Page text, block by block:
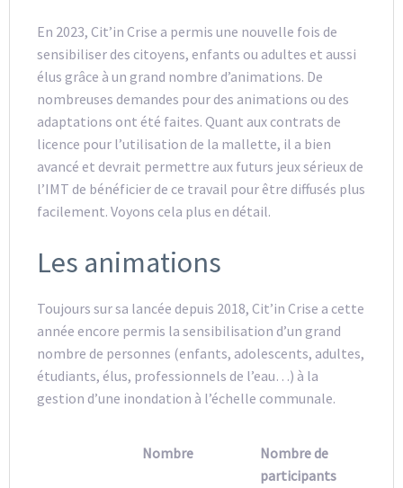
En 2023, Cit’in Crise a permis une nouvelle fois de
sensibiliser des citoyens, enfants ou adultes et aussi
élus grâce à un grand nombre d’animations. De
nombreuses demandes pour des animations ou des
adaptations ont été faites. Quant aux contrats de
licence pour l’utilisation de la mallette, il a bien
avancé et devrait permettre aux futurs jeux sérieux de
l’IMT de bénéficier de ce travail pour être diffusés plus
facilement. Voyons cela plus en détail.
Les animations
Toujours sur sa lancée depuis 2018, Cit’in Crise a cette
année encore permis la sensibilisation d’un grand
nombre de personnes (enfants, adolescents, adultes,
étudiants, élus, professionnels de l’eau…) à la
gestion d’une inondation à l’échelle communale.
Nombre
Nombre de
participants